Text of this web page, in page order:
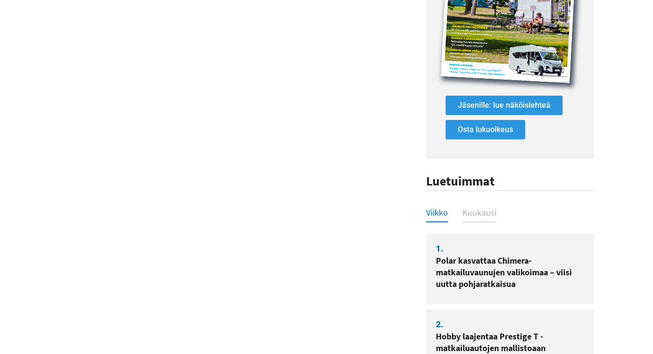
Jäsenille: lue näköislehteä
Osta lukuoikeus
Luetuimmat
Luetuimmat
Viikko Kuukausi
1.
Polar kasvattaa Chimera-
matkailuvaunujen valikoimaa – viisi
uutta pohjaratkaisua
2.
Hobby laajentaa Prestige T -
matkailuautojen mallistoaan